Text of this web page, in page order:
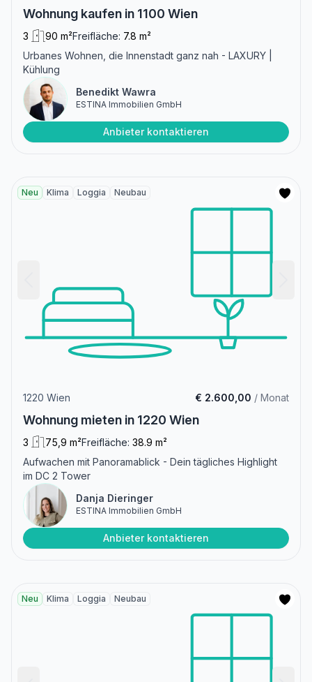
Wohnung kaufen in 1100 Wien
3 90 m²Freifläche: 7.8 m²
Urbanes Wohnen, die Innenstadt ganz nah - LAXURY |
Kühlung
Benedikt Wawra
ESTINA Immobilien GmbH
Anbieter kontaktieren
Neu Klima Loggia Neubau
1220 Wien € 2.600,00 / Monat
Wohnung mieten in 1220 Wien
3 75,9 m²Freifläche: 38.9 m²
Aufwachen mit Panoramablick - Dein tägliches Highlight
im DC 2 Tower
Danja Dieringer
ESTINA Immobilien GmbH
Anbieter kontaktieren
Neu Klima Loggia Neubau